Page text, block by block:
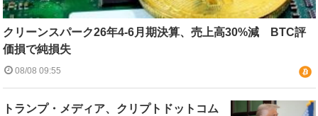
クリーンスパーク26年4-6月期決算、売上高30%減 BTC評
価損で純損失
08/08 09:55
トランプ・メディア、クリプトドットコム